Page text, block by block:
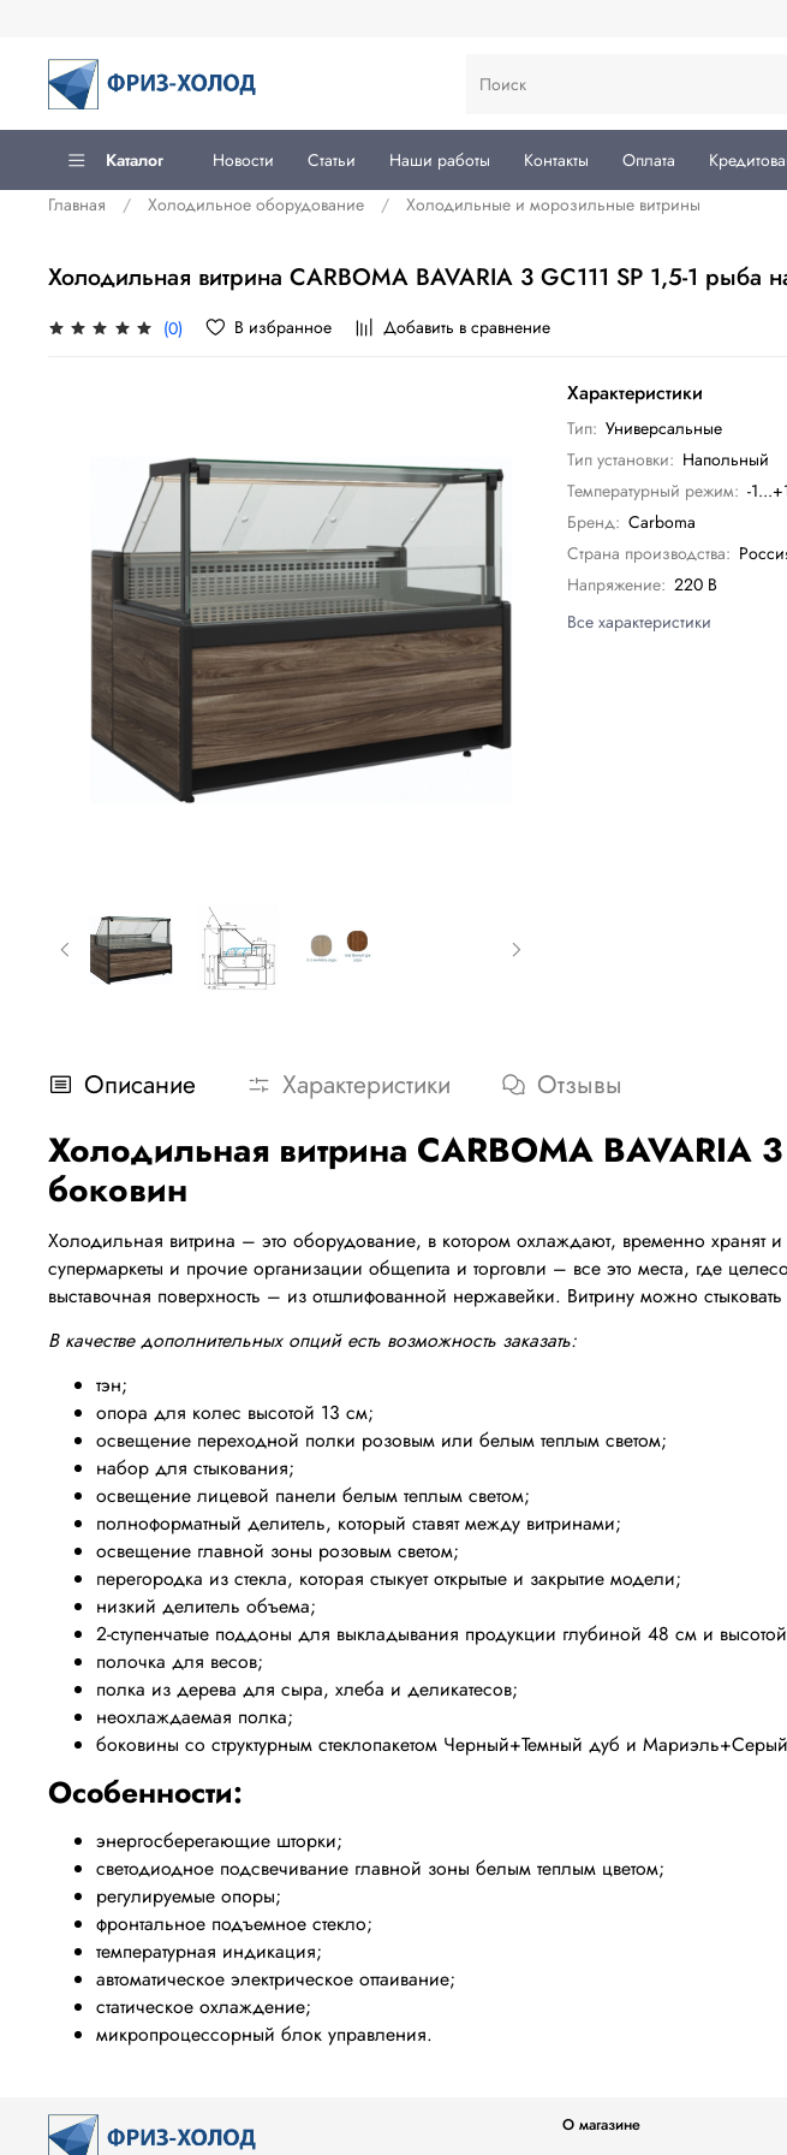
Каталог Новости Статьи Наши работы Контакты Оплата
Главная
Холодильное оборудование Холодильные и морозильные витрины
Холодильная витрина CARBOMA BAVARIA 3 GC111 SP 1,5-1 рыба
(0) В избранное Добавить в сравнение
Характеристики
Тип: Универсальные
Тип установки: Напольный
Температурный режим: -
Бренд: Carboma
Страна производства:
Напряжение: 220 В
Все характеристики
Описание Характеристики Отзывы
Холодильная витрина CARBOMA BAVARIA
боковин
Холодильная витрина – это оборудование, в котором охлаждают, временно хранят
супермаркеты и прочие организации общепита и торговли – все это места, где
выставочная поверхность – из отшлифованной нержавейки. Витрину можно
В качестве дополнительных опций есть возможность заказать:
тэн;
опора для колес высотой 13 см;
освещение переходной полки розовым или белым теплым светом;
набор для стыкования;
освещение лицевой панели белым теплым светом;
полноформатный делитель, который ставят между витринами;
освещение главной зоны розовым светом;
перегородка из стекла, которая стыкует открытые и закрытие модели;
низкий делитель объема;
2-ступенчатые поддоны для выкладывания продукции глубиной 48 см и
полочка для весов;
полка из дерева для сыра, хлеба и деликатесов;
неохлаждаемая полка;
боковины со структурным стеклопакетом Черный+Темный дуб и
Особенности:
энергосберегающие шторки;
светодиодное подсвечивание главной зоны белым теплым цветом;
регулируемые опоры;
фронтальное подъемное стекло;
температурная индикация;
автоматическое электрическое оттаивание;
статическое охлаждение;
микропроцессорный блок управления.
О магазине